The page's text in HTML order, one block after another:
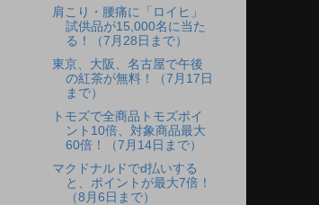
肩こり・腰痛に「ロイヒ」
試供品が15,000名に当た
る！（7月28日まで）
東京、大阪、名古屋で午後
の紅茶が無料！（7月17日
まで）
トモズで全商品トモズポイ
ント10倍、対象商品最大
60倍！（7月14日まで）
マクドナルドでd払いする
と、ポイントが最大7倍！
（8月6日まで）